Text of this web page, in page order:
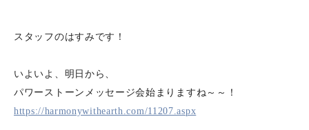
スタッフのはすみです！
いよいよ、明日から、
パワーストーンメッセージ会始まりますね～～！
https://harmonywithearth.com/11207.aspx